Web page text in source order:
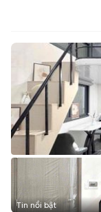
Tin nổi bật